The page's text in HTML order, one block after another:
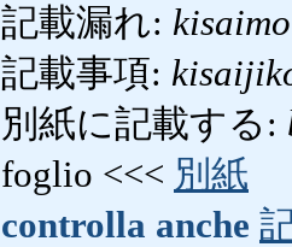
記載漏れ:
記載事項:
別紙に記載する:
foglio <<< 別紙
controlla anche